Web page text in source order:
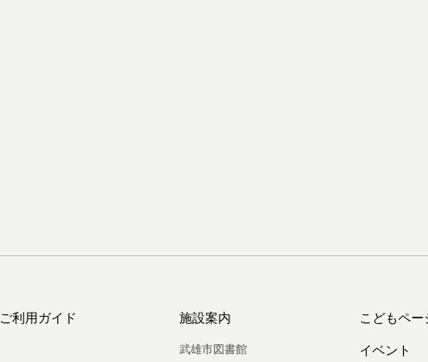
ご利用ガイド 施設案内
武雄市図書館
こどもペー
イベント